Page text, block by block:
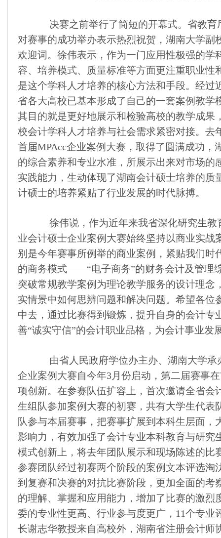
决赛之前举行了简短的开幕式。省教育
对赛事的成功举办表示热烈祝贺，湖南大学副
欢迎词。徐伟表示，作为一门应用性极强的学
容、培养模式、质量标准等方面更注重职业性
是这个学科人才培养的核心方法和手段。经过
省各大高校已基本形成了自己的一套案例教学
其目的就是更好地展示和检验高校的教学成果
校会计学科人才培养与社会需求紧密对接。去
首届MPAcc企业案例大赛，取得了圆满成功，
的综合素养和专业水准，所展示出来对市场的
实践能力，生动体现了湖南会计硕士培养的质
计硕士的培养紧贴了行业发展的时代脉搏。
徐伟说，作为近年来我省深化研究生教
业会计硕士企业案例大赛始终坚持以商业实战
别是今年赛事所例举的商业案例，紧贴我们时
的商务模式——“电子商务”的财务会计及管理
突破常规教学案例为理论教学服务的设计理念
实情景中如何思辨问题和解决问题。希望各位
中去，通过比赛得到锻炼，提升自身的会计专
善“诚实守信”的会计职业品格，为会计事业发
由省人民政府学位办主办、湖南大学承
企业案例大赛自今年3月份启动，第二届赛事
项创新。在参赛队伍扩容上，首次邀请全省会
生组队参加案例大赛的初赛，共有大学生代表
队参与本届赛事，把赛事扩展到本科生层面，
影响力，有效加强了会计专业本科教育与研究
模式创新上，将去年团队展示和现场陈述的比
参赛团队经过初赛两个阶段的案例文本评选淘
到复赛和决赛的对抗比赛阶段，更加全面的考
的理解、掌握和应用能力，增加了比赛的激烈
委的专业性更高、行业参与度更广，11个专业
长谢志华教授来自高校外，湖南省注册会计师